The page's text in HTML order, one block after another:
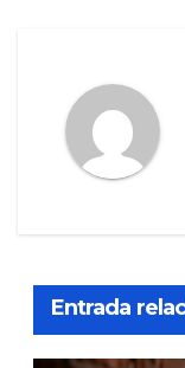
Entrada